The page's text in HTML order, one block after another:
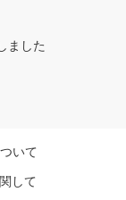
ました
いて
して